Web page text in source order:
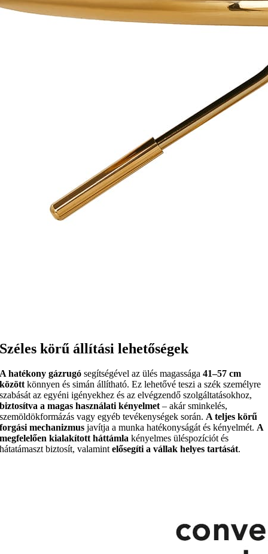
Széles körű állítási lehetőségek
A hatékony gázrugó segítségével az ülés magassága41–57 cm
közöttkönnyen és simán állítható. Ez lehetővé teszi a szék személyre
szabását az egyéni igényekhez és az elvégzendő szolgáltatásokhoz,
biztosítva a magas használati kényelmet– akár sminkelés,
szemöldökformázás vagy egyéb tevékenységek során.A teljes körű
forgási mechanizmus javítja a munka hatékonyságát és kényelmét.A
megfelelően kialakított háttámla kényelmes üléspozíciót és
hátatámaszt biztosít, valamintelősegíti a vállak helyes tartását.